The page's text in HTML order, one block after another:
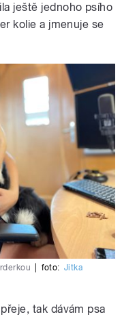
ještě jednoho psího
kolie a jmenuje se
foto: Jitka
tak dávám psa